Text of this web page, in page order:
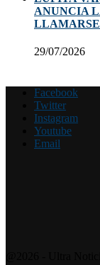
ANUNCIA
29/07/2026
Facebook
Twitter
Instagram
Youtube
Email